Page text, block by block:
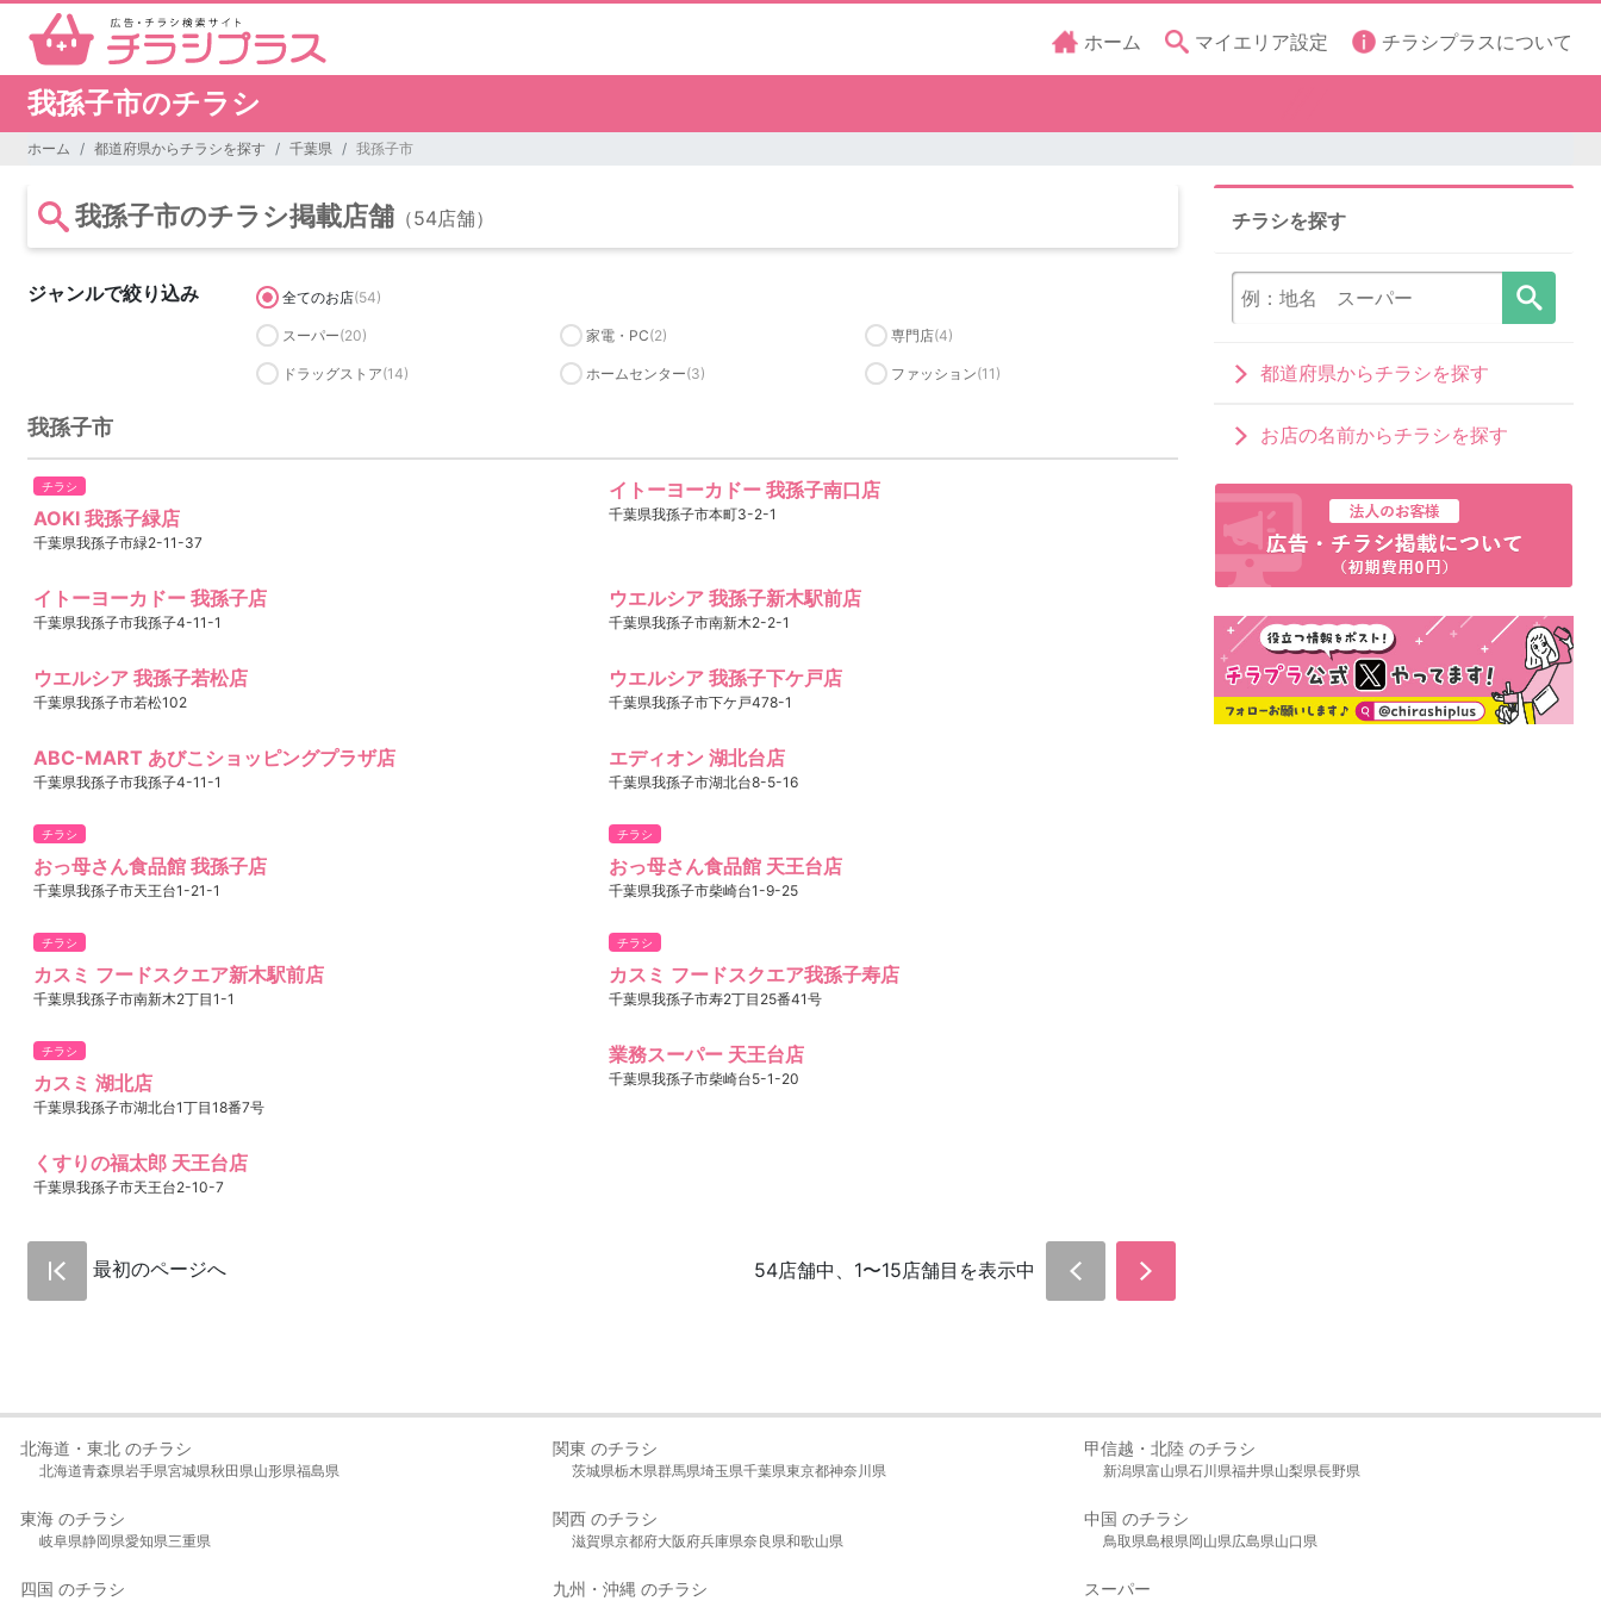
ホーム マイエリア設定 チラシプラスについて
我孫子市のチラシ
ホーム 都道府県からチラシを探す 千葉県 我孫子市
我孫子市のチラシ掲載店舗 （54店舗）
ジャンルで絞り込み 全てのお店(54)
スーパー(20) 家電・PC(2) 専門店(4)
ドラッグストア(14) ホームセンター(3) ファッション(11)
我孫子市
チラシ
AOKI 我孫子緑店
千葉県我孫子市緑2-11-37
イトーヨーカドー 我孫子南口店
千葉県我孫子市本町3-2-1
イトーヨーカドー 我孫子店
千葉県我孫子市我孫子4-11-1
ウエルシア 我孫子新木駅前店
千葉県我孫子市南新木2-2-1
ウエルシア 我孫子若松店
千葉県我孫子市若松102
ウエルシア 我孫子下ケ戸店
千葉県我孫子市下ケ戸478-1
ABC-MART あびこショッピングプラザ店
千葉県我孫子市我孫子4-11-1
エディオン 湖北台店
千葉県我孫子市湖北台8-5-16
チラシ
おっ母さん食品館 我孫子店
千葉県我孫子市天王台1-21-1
チラシ
おっ母さん食品館 天王台店
千葉県我孫子市柴崎台1-9-25
チラシ
カスミ フードスクエア新木駅前店
千葉県我孫子市南新木2丁目1-1
チラシ
カスミ フードスクエア我孫子寿店
千葉県我孫子市寿2丁目25番41号
チラシ
カスミ 湖北店
千葉県我孫子市湖北台1丁目18番7号
業務スーパー 天王台店
千葉県我孫子市柴崎台5-1-20
くすりの福太郎 天王台店
千葉県我孫子市天王台2-10-7
最初のページへ 54店舗中、1〜15店舗目を表示中
チラシを探す
都道府県からチラシを探す
お店の名前からチラシを探す
北海道・東北 のチラシ
北海道青森県岩手県宮城県秋田県山形県福島県
関東 のチラシ
茨城県栃木県群馬県埼玉県千葉県東京都神奈川県
甲信越・北陸 のチラシ
新潟県富山県石川県福井県山梨県長野県
東海 のチラシ
岐阜県静岡県愛知県三重県
関西 のチラシ
滋賀県京都府大阪府兵庫県奈良県和歌山県
中国 のチラシ
鳥取県島根県岡山県広島県山口県
四国 のチラシ 九州・沖縄 のチラシ スーパー